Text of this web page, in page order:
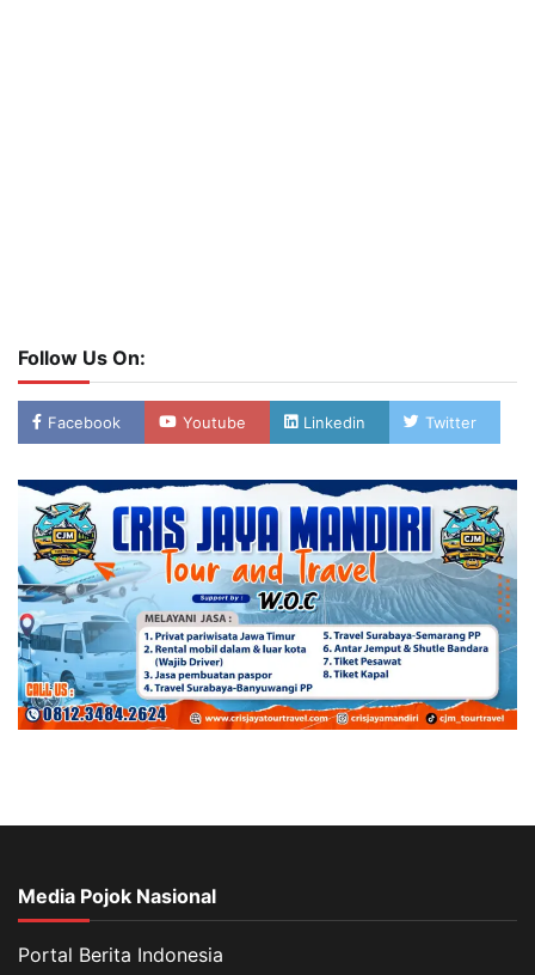
Follow Us On:
Facebook Youtube Linkedin Twitter
Media Pojok Nasional
Portal Berita Indonesia